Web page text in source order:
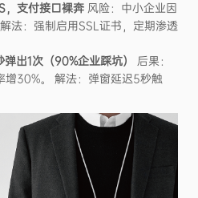
，支付接口裸奔 风险：中小企业因
法：强制启用SSL证书，定期渗透
出1次（90%企业踩坑）
后果：
30%。 解法：弹窗延迟5秒触